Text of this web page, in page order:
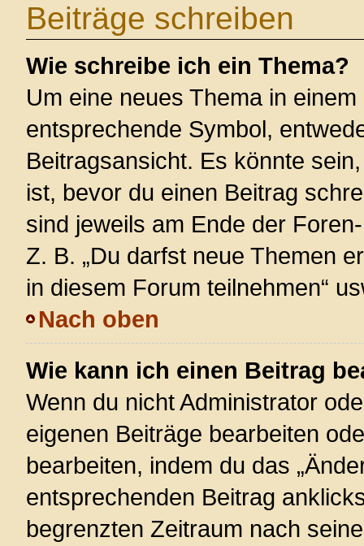
Beiträge schreiben
Wie schreibe ich ein Thema?
Um eine neues Thema in
entsprechende Symbol,
Beitragsansicht. Es könnte
ist, bevor du einen Beitrag
sind jeweils am Ende der
Z. B. „Du darfst neue Themen
in diesem Forum teilnehmen“
Nach oben
Wie kann ich einen Beitrag
Wenn du nicht Administrator
eigenen Beiträge bearbeiten
bearbeiten, indem du das
entsprechenden Beitrag
begrenzten Zeitraum nach